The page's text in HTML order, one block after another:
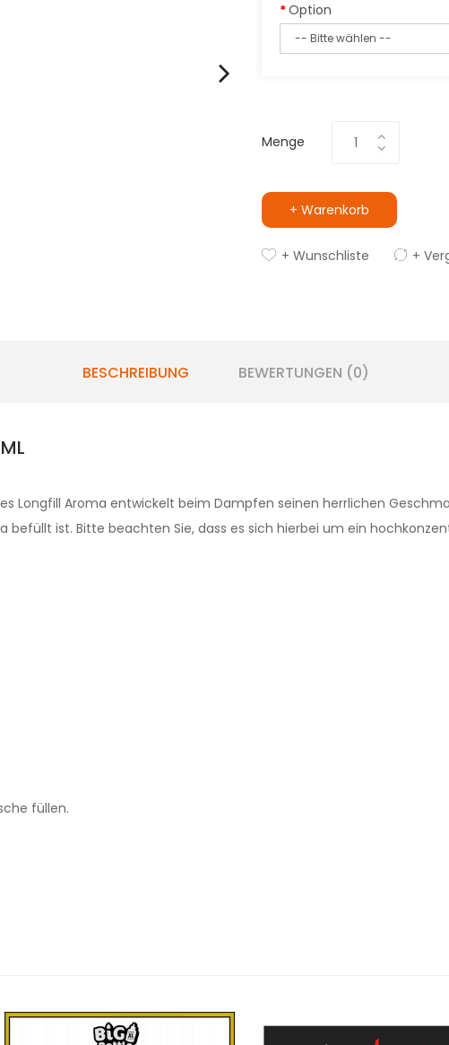
Option
Menge
+ Warenkorb
+ Wunschliste +
BESCHREIBUNG BEWERTUNGEN (0)
Longfill Aroma entwickelt beim Dampfen seinen herrlichen
befüllt ist. Bitte beachten Sie, dass es sich hierbei um ein
füllen.